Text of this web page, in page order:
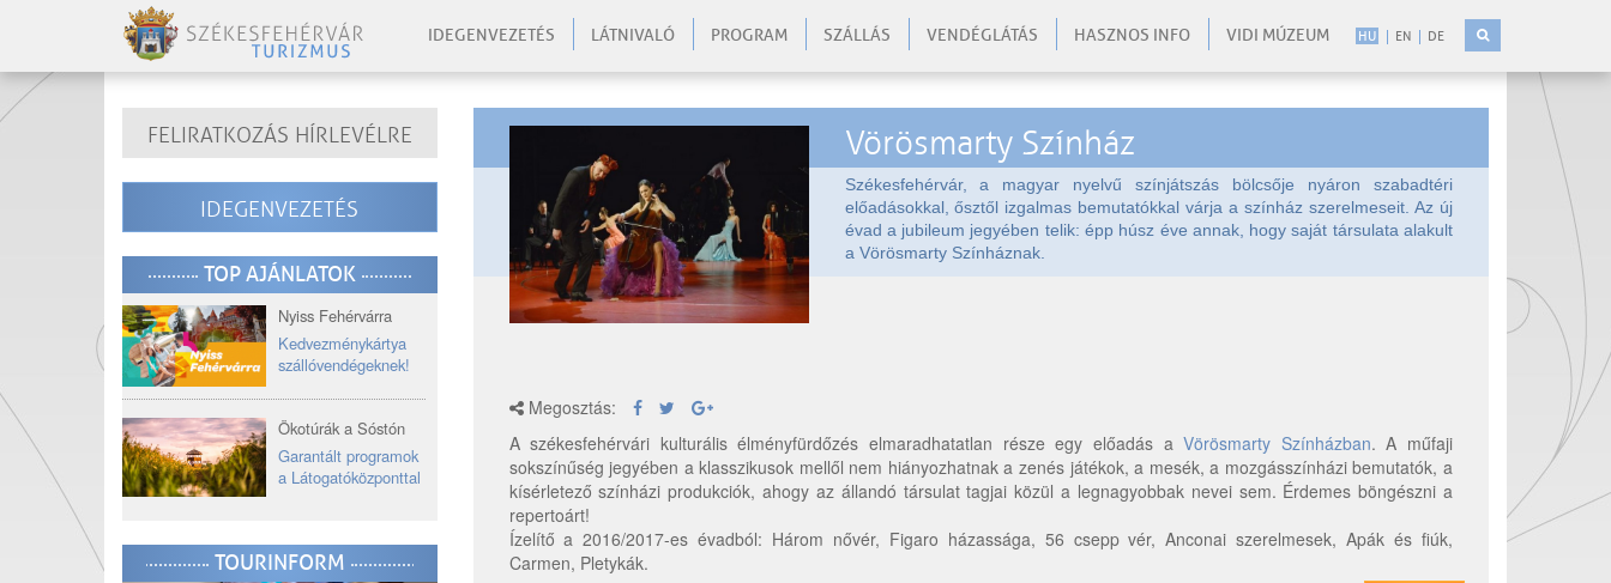
HU EN DE
IDEGENVEZETÉS LÁTNIVALÓ PROGRAM SZÁLLÁS VENDÉGLÁTÁS HASZNOS INFO VIDI MÚZEUM
Vörösmarty Színház
Székesfehérvár, a magyar nyelvű színjátszás bölcsője nyáron szabadtéri
előadásokkal, ősztől izgalmas bemutatókkal várja a színház szerelmeseit. Az új
évad a jubileum jegyében telik: épp húsz éve annak, hogy saját társulata alakult
a Vörösmarty Színháznak.
Megosztás:
A székesfehérvári kulturális élményfürdőzés elmaradhatatlan része egy előadás aVörösmarty Színházban. A műfaji
sokszínűség jegyében a klasszikusok mellől nem hiányozhatnak a zenés játékok, a mesék, a mozgásszínházi bemutatók, a
kísérletező színházi produkciók, ahogy az állandó társulat tagjai közül a legnagyobbak nevei sem. Érdemes böngészni a
repertoárt!
Ízelítő a 2016/2017-es évadból: Három nővér, Figaro házassága, 56 csepp vér, Anconai szerelmesek, Apák és fiúk,
Carmen, Pletykák.
FELIRATKOZÁS HÍRLEVÉLRE
IDEGENVEZETÉS
TOP AJÁNLATOK
Nyiss Fehérvárra
Kedvezménykártya
szállóvendégeknek!
Ökotúrák a Sóstón
Garantált programok
a Látogatóközponttal
TOURINFORM